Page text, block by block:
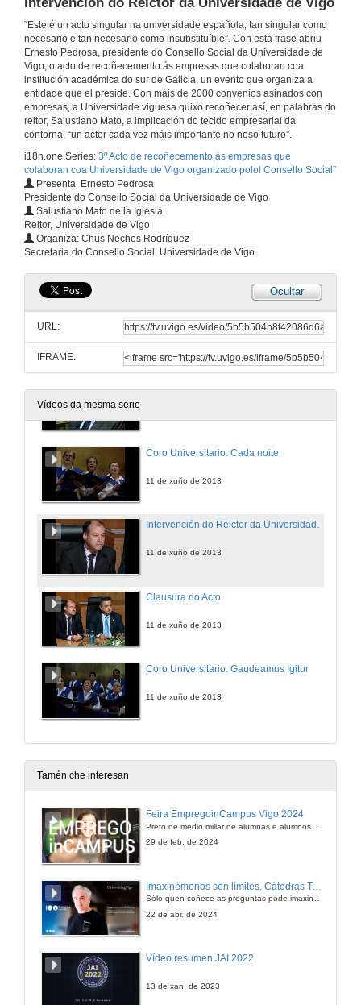
“Este é un acto singular na universidade española, tan singular como
necesario e tan necesario como insubstituíble”. Con esta frase abriu
Ernesto Pedrosa, presidente do Consello Social da Universidade de
Vigo, o acto de recoñecemento ás empresas que colaboran coa
institución académica do sur de Galicia, un evento que organiza a
entidade que el preside. Con máis de 2000 convenios asinados con
empresas, a Universidade viguesa quixo recoñecer así, en palabras do
reitor, Salustiano Mato, a implicación do tecido empresarial da
contorna, “un actor cada vez máis importante no noso futuro”.
i18n.one.Series: 3º Acto de recoñecemento ás empresas que
colaboran coa Universidade de Vigo organizado polol Consello Social”
Presenta: Ernesto Pedrosa
Presidente do Consello Social da Universidade de Vigo
Salustiano Mato de la Iglesia
Reitor, Universidade de Vigo
Organiza: Chus Neches Rodríguez
Secretaria do Consello Social, Universidade de Vigo
Ocultar
URL:
IFRAME:
Vídeos da mesma serie
11 de xuño de 2013
Intervención do Presidente da Confederación de Empresarios de Galicia
11 de xuño de 2013
Interpretación da soprano. Summertime
11 de xuño de 2013
Presentación de Paolo Vasile
11 de xuño de 2013
Coro Universitario. Cada noite
11 de xuño de 2013
Intervención do Reictor da Universidade de Vigo
11 de xuño de 2013
Clausura do Acto
11 de xuño de 2013
Coro Universitario. Gaudeamus Igitur
11 de xuño de 2013
Tamén che interesan
Feira EmpregoinCampus Vigo 2024
29 de feb. de 2024
Imaxinémonos sen límites. Cátedras Telefónica
Sólo quen coñece as preguntas pode imaxinar novas respostas
22 de abr. de 2024
Vídeo resumen JAI 2022
13 de xan. de 2023